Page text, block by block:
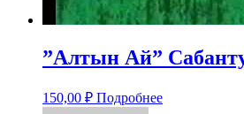
”Алтын Ай”
150,00 ₽ Подробнее